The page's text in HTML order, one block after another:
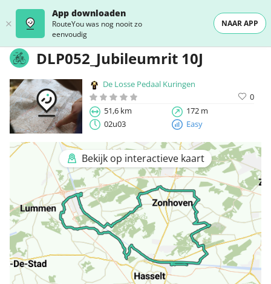
App downloaden
RouteYou was nog nooit zo
eenvoudig
NAAR APP
DLP052_Jubileumrit 10J
De Losse Pedaal Kuringen
0
51,6 km
172 m
02u03
Easy
Bekijk op interactieve kaart